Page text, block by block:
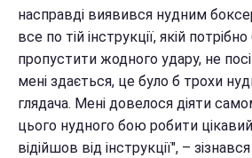
насправді виявився нудним
все по тій інструкції, якій
пропустити жодного удару, не
мені здається, це було б трохи
глядача. Мені довелося діяти
цього нудного бою робити
відійшов від інструкції", –